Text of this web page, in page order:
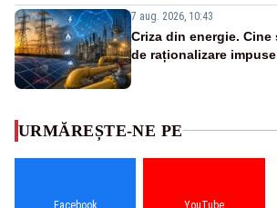
7 aug. 2026, 10:43
Criza din energie. Cine
de raționalizare
URMĂREȘTE-NE PE
Facebook YouTube